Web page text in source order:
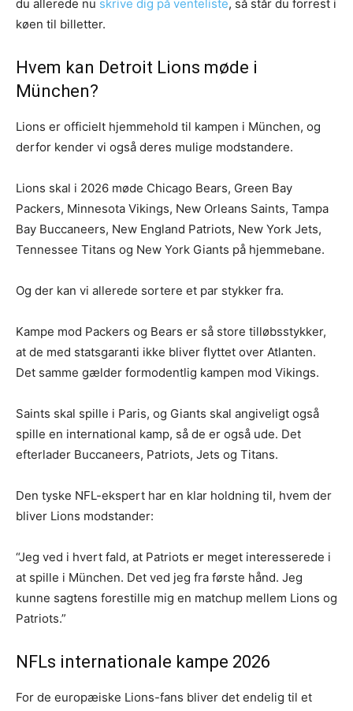
du allerede nu skrive dig på venteliste, så står du forrest i
køen til billetter.
Hvem kan Detroit Lions møde i
München?
Lions er officielt hjemmehold til kampen i München, og
derfor kender vi også deres mulige modstandere.
Lions skal i 2026 møde Chicago Bears, Green Bay
Packers, Minnesota Vikings, New Orleans Saints, Tampa
Bay Buccaneers, New England Patriots, New York Jets,
Tennessee Titans og New York Giants på hjemmebane.
Og der kan vi allerede sortere et par stykker fra.
Kampe mod Packers og Bears er så store tilløbsstykker,
at de med statsgaranti ikke bliver flyttet over Atlanten.
Det samme gælder formodentlig kampen mod Vikings.
Saints skal spille i Paris, og Giants skal angiveligt også
spille en international kamp, så de er også ude. Det
efterlader Buccaneers, Patriots, Jets og Titans.
Den tyske NFL-ekspert har en klar holdning til, hvem der
bliver Lions modstander:
“Jeg ved i hvert fald, at Patriots er meget interesserede i
at spille i München. Det ved jeg fra første hånd. Jeg
kunne sagtens forestille mig en matchup mellem Lions og
Patriots.”
NFLs internationale kampe 2026
For de europæiske Lions-fans bliver det endelig til et